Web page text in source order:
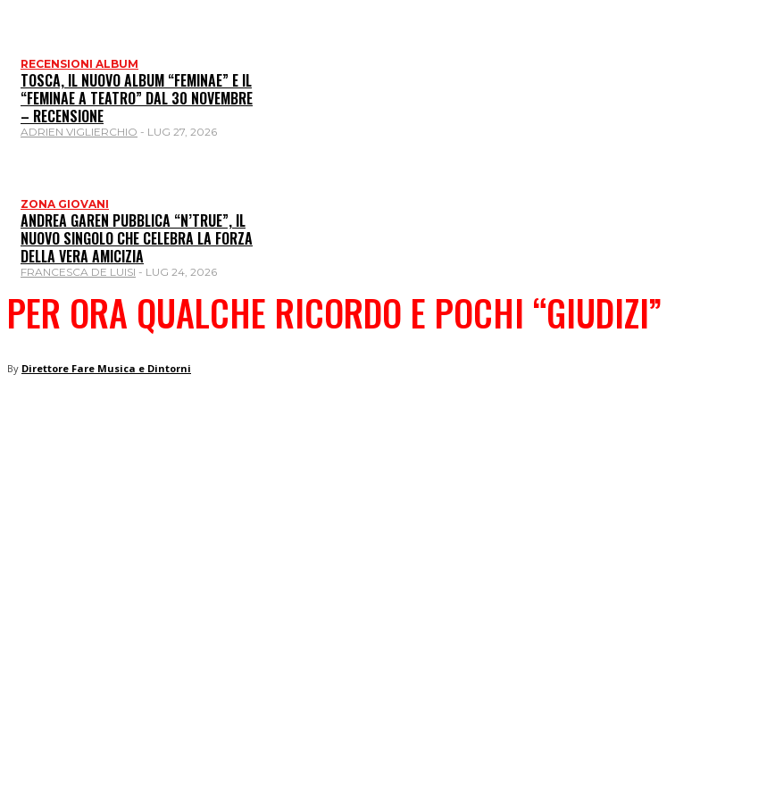
RECENSIONI ALBUM
TOSCA, IL NUOVO ALBUM “FEMINAE” E IL
“FEMINAE A TEATRO” DAL 30 NOVEMBRE
– RECENSIONE
ADRIEN VIGLIERCHIO - LUG 27, 2026
ZONA GIOVANI
ANDREA GAREN PUBBLICA “N’TRUE”, IL
NUOVO SINGOLO CHE CELEBRA LA FORZA
DELLA VERA AMICIZIA
FRANCESCA DE LUISI - LUG 24, 2026
PER ORA QUALCHE RICORDO E POCHI “GIUDIZI”
By Direttore Fare Musica e Dintorni